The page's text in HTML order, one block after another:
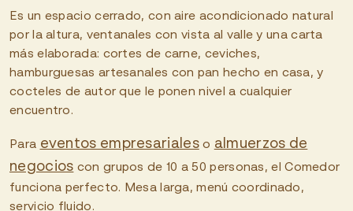
Es un espacio cerrado, con aire acondicionado natural
por la altura, ventanales con vista al valle y una carta
más elaborada: cortes de carne, ceviches,
hamburguesas artesanales con pan hecho en casa, y
cocteles de autor que le ponen nivel a cualquier
encuentro.
Para eventos empresarialeso almuerzos de
negocios con grupos de 10 a 50 personas, el Comedor
funciona perfecto. Mesa larga, menú coordinado,
servicio fluido.